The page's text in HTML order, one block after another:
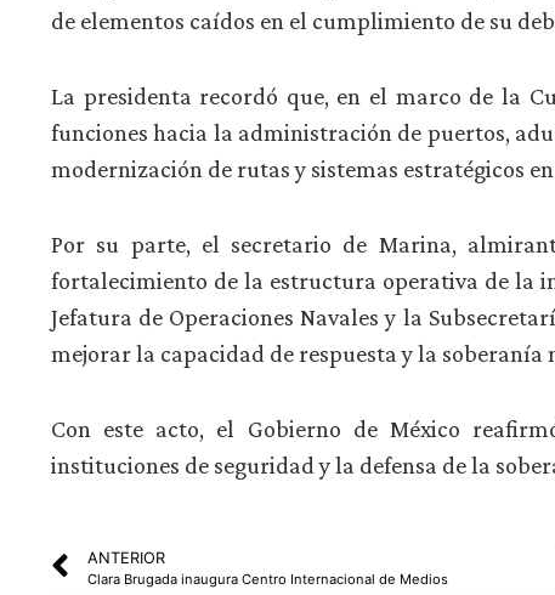
de elementos caídos en el cumplimiento de su
La presidenta recordó que, en el marco de la
funciones hacia la administración de puertos,
modernización de rutas y sistemas estratégicos
Por su parte, el secretario de Marina,
fortalecimiento de la estructura operativa de la
Jefatura de Operaciones Navales y la
mejorar la capacidad de respuesta y la
Con este acto, el Gobierno de México
instituciones de seguridad y la defensa de la
ANTERIOR
Clara Brugada inaugura Centro Internacional de Medios